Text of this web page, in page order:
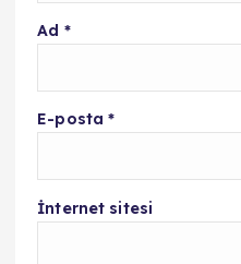
Ad *
E-posta*
İnternet sitesi